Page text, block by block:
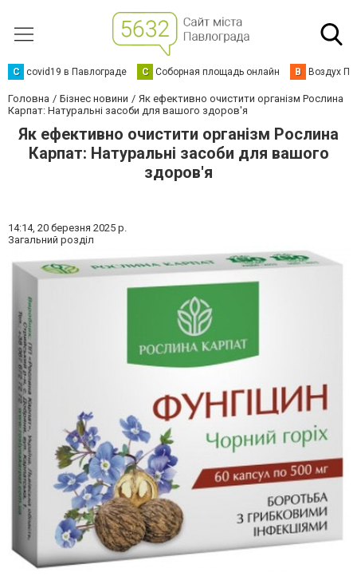
C covid19 в Павлограде С Соборная площадь онлайн В Воздух
Головна Бізнес новини
Як ефективно очистити організм Рослина
Карпат: Натуральні засоби для вашого здоров'я
Як ефективно очистити організм Рослина
Карпат: Натуральні засоби для вашого
здоров'я
14:14, 20 березня 2025 р.
Загальний розділ